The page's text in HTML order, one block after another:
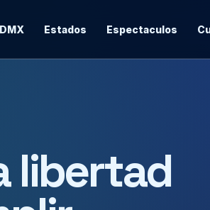
Estados Espectaculos
libertad